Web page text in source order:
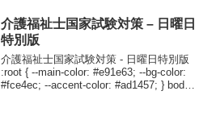
介護福祉士国家試験対策 – 日曜日
特別版
介護福祉士国家試験対策 - 日曜日特別版
:root { --main-color: #e91e63; --bg-color:
#fce4ec; --accent-color: #ad1457; } body {